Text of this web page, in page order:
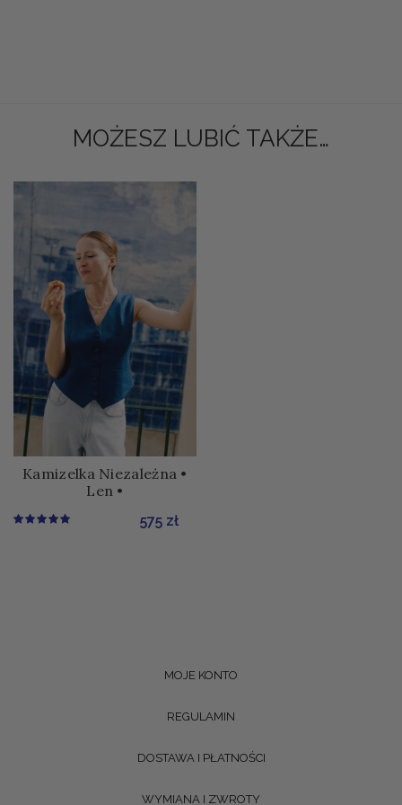
MOŻESZ LUBIĆ TAKŻE…
Kamizelka Niezależna •
Len •
575 zł
MOJE KONTO
REGULAMIN
DOSTAWA I PŁATNOŚCI
WYMIANA I ZWROTY